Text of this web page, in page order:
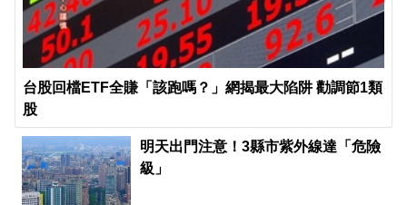
台股回檔ETF全賺「該跑嗎？」網揭最大陷阱 勸調節1類
股
明天出門注意！3縣市紫外線達「危險
級」